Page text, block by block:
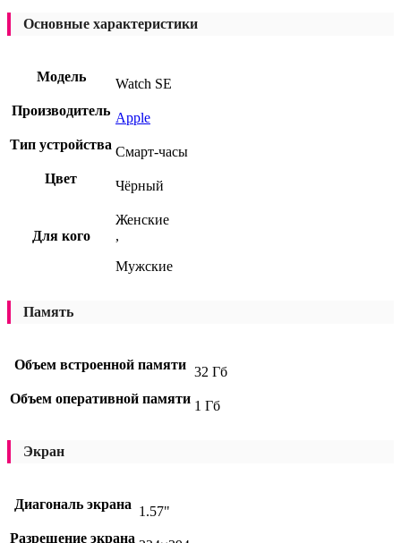
Основные характеристики
Модель
Watch SE
Производитель Apple
Тип устройства Смарт-часы
Цвет
Чёрный
Для кого
Женские
,
Мужские
Память
Объем встроенной памяти 32 Гб
Объем оперативной памяти 1 Гб
Экран
Диагональ экрана 1.57"
Разрешение экрана